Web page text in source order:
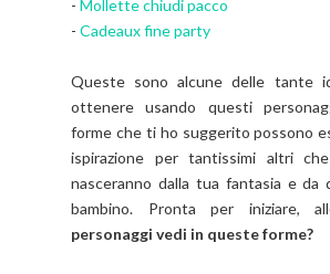
- Mollette chiudi pacco
- Cadeaux fine party
Queste sono alcune delle tante
ottenere usando questi
forme che ti ho suggerito possono
ispirazione per tantissimi altri
nasceranno dalla tua fantasia e da
bambino. Pronta per iniziare,
personaggi vedi in queste forme?